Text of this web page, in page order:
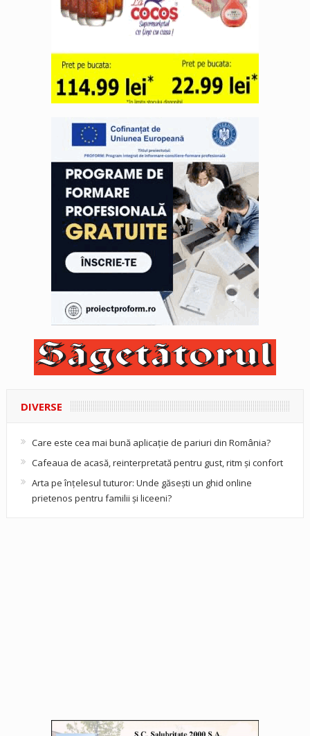
DIVERSE
Care este cea mai bună aplicație de pariuri din România?
Cafeaua de acasă, reinterpretată pentru gust, ritm și confort
Arta pe înțelesul tuturor: Unde găsești un ghid online
prietenos pentru familii și liceeni?